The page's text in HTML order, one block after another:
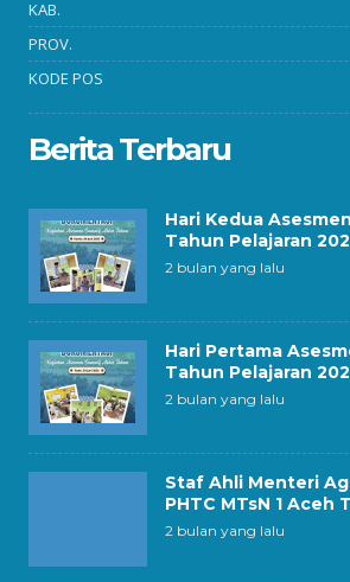
KAB.
PROV.
KODE POS
Berita Terbaru
Hari Kedua
Tahun Pelajaran
2 bulan yang lalu
Hari Pertama
Tahun Pelajaran
2 bulan yang lalu
Staf Ahli Menteri
PHTC MTsN 1 Aceh
2 bulan yang lalu